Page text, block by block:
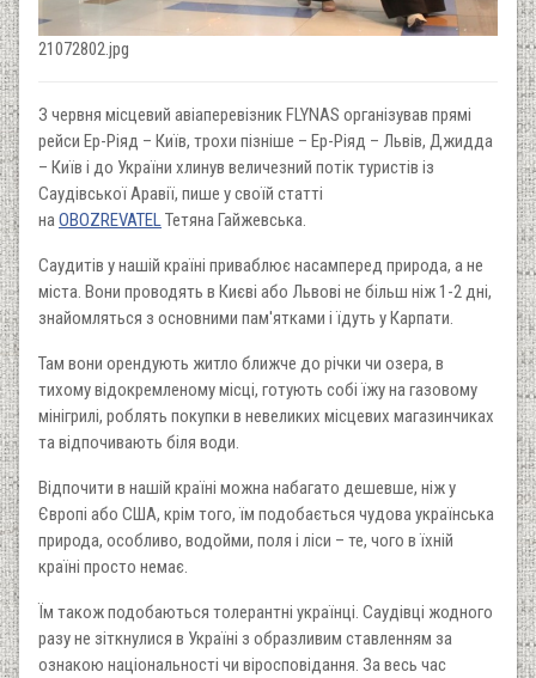
21072802.jpg
З червня місцевий авіаперевізник FLYNAS організував прямі
рейси Ер-Ріяд – Київ, трохи пізніше – Ер-Ріяд – Львів, Джидда
– Київ і до України хлинув величезний потік туристів із
Саудівської Аравії, пише у своїй статті
наOBOZREVATELТетяна Гайжевська.
Саудитів у нашій країні приваблює насамперед природа, а не
міста. Вони проводять в Києві або Львові не більш ніж 1-2 дні,
знайомляться з основними пам'ятками і їдуть у Карпати.
Там вони орендують житло ближче до річки чи озера, в
тихому відокремленому місці, готують собі їжу на газовому
мінігрилі, роблять покупки в невеликих місцевих магазинчиках
та відпочивають біля води.
Відпочити в нашій країні можна набагато дешевше, ніж у
Європі або США, крім того, їм подобається чудова українська
природа, особливо, водойми, поля і ліси – те, чого в їхній
країні просто немає.
Їм також подобаються толерантні українці. Саудівці жодного
разу не зіткнулися в Україні з образливим ставленням за
ознакою національності чи віросповідання. За весь час